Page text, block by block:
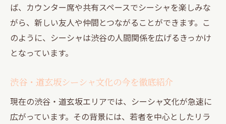
ば、カウンター席や共有スペースでシーシャを楽しみな
がら、新しい友人や仲間とつながることができます。こ
のように、シーシャは渋谷の人間関係を広げるきっかけ
となっています。
渋谷・道玄坂シーシャ文化の今を徹底紹介
現在の渋谷・道玄坂エリアでは、シーシャ文化が急速に
広がっています。その背景には、若者を中心としたリラ